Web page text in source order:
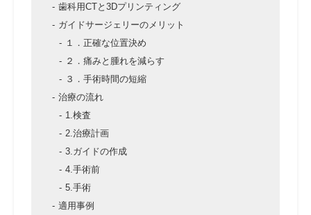
歯科用CTと3Dプリンティング
ガイドサージェリーのメリット
１．正確な位置決め
２．痛みと腫れを減らす
３．手術時間の短縮
治療の流れ
1.検査
2.治療計画
3.ガイドの作成
4.手術前
5.手術
適用事例